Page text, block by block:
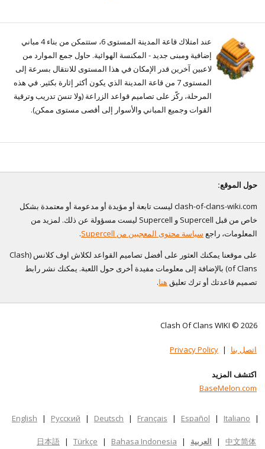
عند امتلاك قاعة المدينة المستوى 6، ستتمكن من بناء 4 مباني
إضافية ومبنى جديد - المكنسة الهوائية. حاول جمع الموارد من
لاعبين آخرين قدر الإمكان في هذا المستوى للانتقال بسرعة إلى
المستوى 7 من قاعة المدينة الذي يكون أكثر إثارة بكثير. في هذه
المرحلة، ركّز على تصاميم قواعد الزراعة (ولا تنسَ تدريب وترقية
القوات وجميع المباني والأسوار إلى أقصى مستوى ممكن).
حول الموقع:
clash-of-clans-wiki.com ليست تابعة أو مؤيدة أو مدعومة أو معتمدة بشكل
خاص من قبل Supercell و Supercell ليست مسؤولة عن ذلك. لمزيد من
المعلومات، راجع سياسة محتوى المعجبين من Supercell
.
على موقعنا يمكنك العثور على أفضل تصاميم القواعد لكلاش اوف كلانس (Clash
of Clans) بالإضافة إلى معلومات مفيدة أخرى حول اللعبة. يمكنك نشر رابط
تصميم قاعدتك أو ترك تعليق هنا.
Clash Of Clans WIKI © 2026
اتصل بنا |
Privacy Policy
اكتشف المزيد
BaseMelon.com
English | Русский | Deutsch | Français | Español | Italiano |
中文简体
| العربية |
日本語 | Türkçe | Bahasa Indonesia